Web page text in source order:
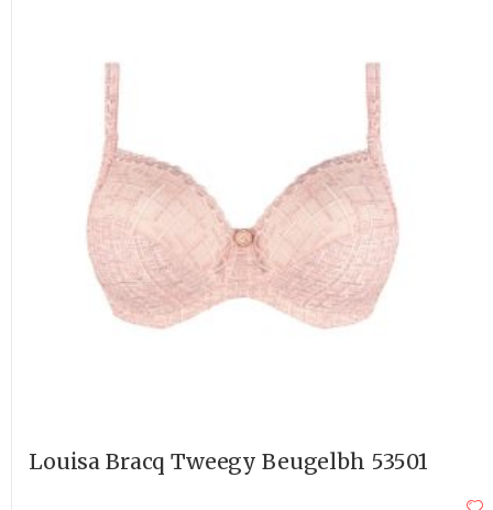
Louisa Bracq Tweegy Beugelbh 53501
SCHRIJF JE IN EN ONTVANG
KORTING!